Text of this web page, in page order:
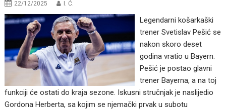
22/12/2025 I. Ć.
Legendarni košarkaški
trener Svetislav Pešić se
nakon skoro deset
godina vratio u Bayern.
Pešić je postao glavni
trener Bayerna, a na toj
funkciji će ostati do kraja sezone. Iskusni stručnjak je naslijedio
Gordona Herberta, sa kojim se njemački prvak u subotu